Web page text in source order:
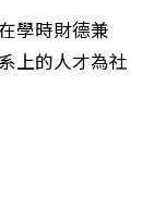
學時財德兼
上的人才為社